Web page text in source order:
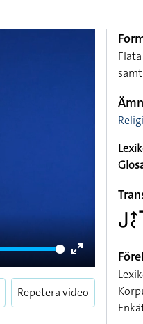
Enter
fullscreen
Repetera video